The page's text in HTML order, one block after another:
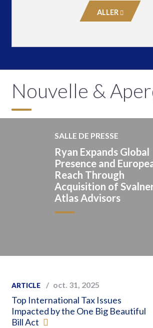
domaine
de
ALLER
Nouvelle &
ARTICLE oct. 31, 2025
Top International Tax Issues
Impacted by the One Big Beautiful
Bill Act
SALLE DE PRESSE
Ryan Expands Global
Presence and
Reach Through
Acquisition of
Atlas Advisors